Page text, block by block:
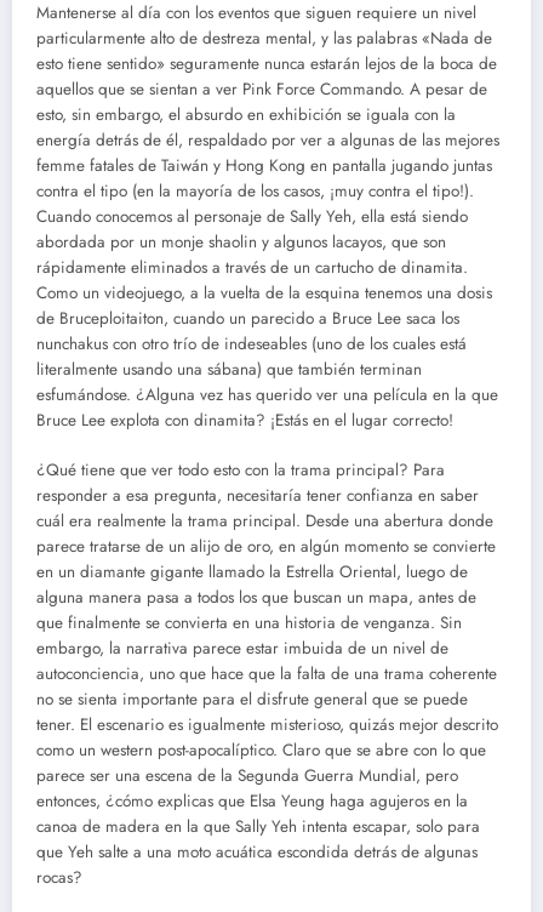
Mantenerse al día con los eventos que siguen requiere un nivel
particularmente alto de destreza mental, y las palabras «Nada de
esto tiene sentido» seguramente nunca estarán lejos de la boca de
aquellos que se sientan a ver Pink Force Commando. A pesar de
esto, sin embargo, el absurdo en exhibición se iguala con la
energía detrás de él, respaldado por ver a algunas de las mejores
femme fatales de Taiwán y Hong Kong en pantalla jugando juntas
contra el tipo (en la mayoría de los casos, ¡muy contra el tipo!).
Cuando conocemos al personaje de Sally Yeh, ella está siendo
abordada por un monje shaolin y algunos lacayos, que son
rápidamente eliminados a través de un cartucho de dinamita.
Como un videojuego, a la vuelta de la esquina tenemos una dosis
de Bruceploitaiton, cuando un parecido a Bruce Lee saca los
nunchakus con otro trío de indeseables (uno de los cuales está
literalmente usando una sábana) que también terminan
esfumándose. ¿Alguna vez has querido ver una película en la que
Bruce Lee explota con dinamita? ¡Estás en el lugar correcto!
¿Qué tiene que ver todo esto con la trama principal? Para
responder a esa pregunta, necesitaría tener confianza en saber
cuál era realmente la trama principal. Desde una abertura donde
parece tratarse de un alijo de oro, en algún momento se convierte
en un diamante gigante llamado la Estrella Oriental, luego de
alguna manera pasa a todos los que buscan un mapa, antes de
que finalmente se convierta en una historia de venganza. Sin
embargo, la narrativa parece estar imbuida de un nivel de
autoconciencia, uno que hace que la falta de una trama coherente
no se sienta importante para el disfrute general que se puede
tener. El escenario es igualmente misterioso, quizás mejor descrito
como un western post-apocalíptico. Claro que se abre con lo que
parece ser una escena de la Segunda Guerra Mundial, pero
entonces, ¿cómo explicas que Elsa Yeung haga agujeros en la
canoa de madera en la que Sally Yeh intenta escapar, solo para
que Yeh salte a una moto acuática escondida detrás de algunas
rocas?